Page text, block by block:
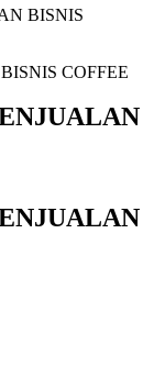
BISNIS